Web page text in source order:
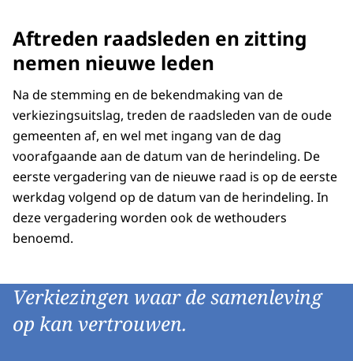
Aftreden raadsleden en zitting
nemen nieuwe leden
Na de stemming en de bekendmaking van de
verkiezingsuitslag, treden de raadsleden van de oude
gemeenten af, en wel met ingang van de dag
voorafgaande aan de datum van de herindeling. De
eerste vergadering van de nieuwe raad is op de eerste
werkdag volgend op de datum van de herindeling. In
deze vergadering worden ook de wethouders
benoemd.
Verkiezingen waar de samenleving
op kan vertrouwen.